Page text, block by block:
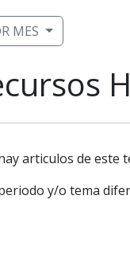
MES
articulos de este
y/o tema